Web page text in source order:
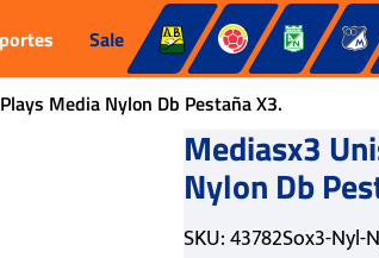
Sale
Media Nylon Db Pestaña X3.
Mediasx3
Nylon Db
SKU:43782Sox3-Nyl-